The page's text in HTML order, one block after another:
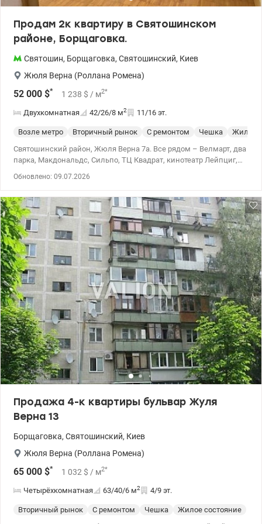
заказан. Возможен аргументированный торг. Рассмотрим все
valion.ua/1153089
Продам 2к квартиру в Святошинском
районе, Борщаговка.
Святошин, Борщаговка, Святошинский, Киев
Жюля Верна (Роллана Ромена)
52 000 $* 1 238 $ / м2*
Двухкомнатная 42/26/8 м2 11/16 эт.
Возле метро Вторичный рынок С ремонтом Чешка
Жилое
Святошинский район, Жюля Верна 7а. Все рядом – Велмарт, два
парка, Макдональдс, Сильпо, ТЦ Квадрат, кинотеатр Лейпциг,
ваучеры, постановления, ипотеку, другие программы без
ограничения по году строительства. Квартира под ремонт, с
раздельными комнатами и санузлом, квадратной 10-метровой
кухней. Средний 11\16 этаж, общая площадь 45.7м2. Есть газ.
Цена 52000у.е, 0994232408, Алена, valion.ua/1149062
Обновлено: 09.07.2026
Продажа 4-к квартиры бульвар Жуля
Верна 13
Борщаговка, Святошинский, Киев
Жюля Верна (Роллана Ромена)
65 000 $* 1 032 $ / м2*
Четырёхкомнатная 63/40/6 м2 4/9 эт.
Вторичный рынок С ремонтом Чешка
Жилое состояние